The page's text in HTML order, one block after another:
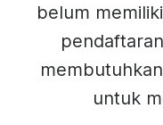
belum
untuk